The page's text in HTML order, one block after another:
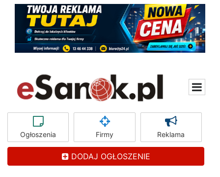
Ogłoszenia Firmy Reklama
DODAJ OGŁOSZENIE